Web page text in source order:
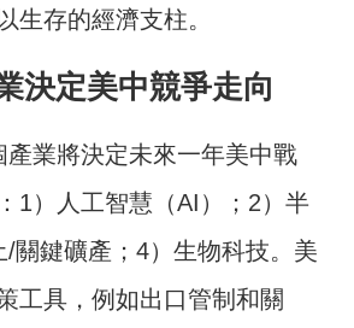
生存的經濟支柱。
決定美中競爭走向
產業將決定未來一年美中戰
1）人工智慧（AI）；2）半
/關鍵礦產；4）生物科技。美
工具，例如出口管制和關